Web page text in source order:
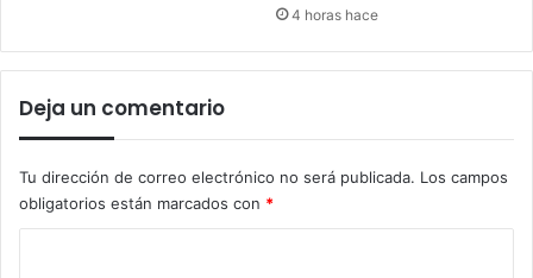
4 horas hace
Deja un comentario
Tu dirección de correo electrónico no será publicada. Los campos
obligatorios están marcados con *